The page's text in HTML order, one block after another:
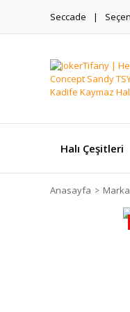
Seccade
Halı Çeşitleri
Anasayfa